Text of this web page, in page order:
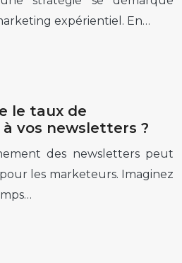
expérientiel. En…
le taux de
vos newsletters ?
des newsletters peut
les marketeurs. Imaginez